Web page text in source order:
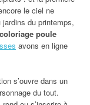
le ciel ne
du printemps,
poule
avons en ligne
s’ouvre dans un
du tout.